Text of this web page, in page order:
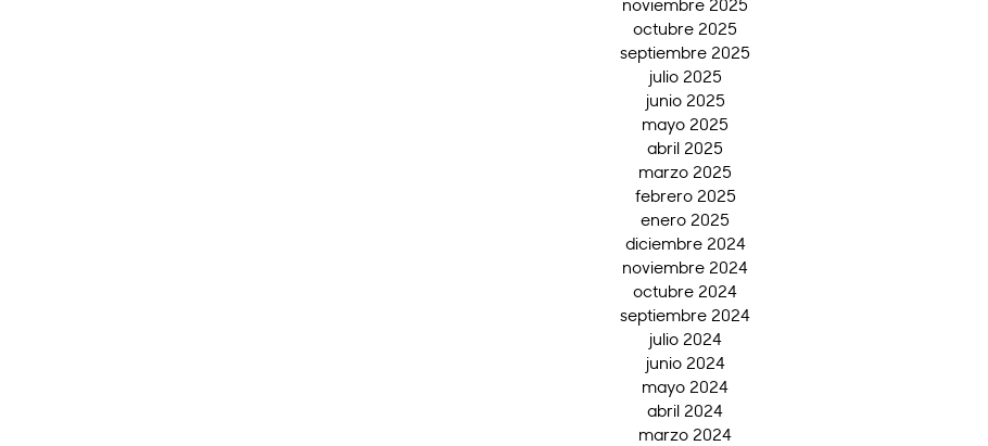
octubre 2025
septiembre 2025
julio 2025
junio 2025
mayo 2025
abril 2025
marzo 2025
febrero 2025
enero 2025
diciembre 2024
noviembre 2024
octubre 2024
septiembre 2024
julio 2024
junio 2024
mayo 2024
abril 2024
marzo 2024